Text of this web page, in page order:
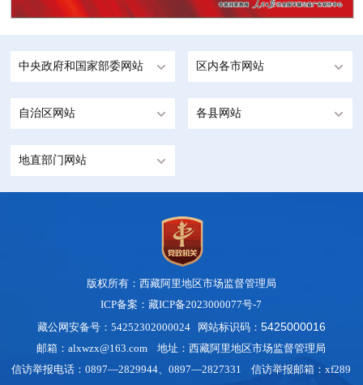
中央政府和国家部委网站 区内各市网站
自治区网站 各县网站
地直部门网站
版权所有：西藏阿里地区市场监督管理局
ICP备案：藏ICP备2023000077号-7
藏公网安备号：54252302000024 网站标识码： 5425000016
邮箱：alxwzx@163.com 地址：西藏阿里地区市场监督管理局
信访举报电话：0897—2829944、0897—2827331 信访举报邮箱：xf289